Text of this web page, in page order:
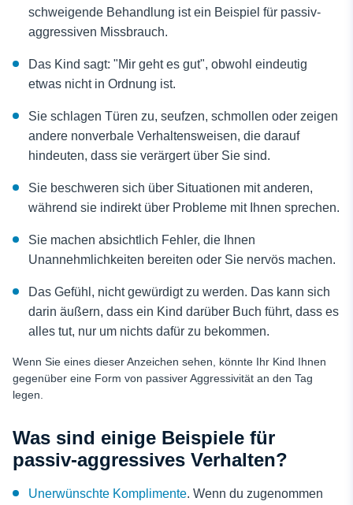
schweigende Behandlung ist ein Beispiel für passiv-
aggressiven Missbrauch.
Das Kind sagt: "Mir geht es gut", obwohl eindeutig
etwas nicht in Ordnung ist.
Sie schlagen Türen zu, seufzen, schmollen oder zeigen
andere nonverbale Verhaltensweisen, die darauf
hindeuten, dass sie verärgert über Sie sind.
Sie beschweren sich über Situationen mit anderen,
während sie indirekt über Probleme mit Ihnen sprechen.
Sie machen absichtlich Fehler, die Ihnen
Unannehmlichkeiten bereiten oder Sie nervös machen.
Das Gefühl, nicht gewürdigt zu werden. Das kann sich
darin äußern, dass ein Kind darüber Buch führt, dass es
alles tut, nur um nichts dafür zu bekommen.
Wenn Sie eines dieser Anzeichen sehen, könnte Ihr Kind Ihnen
gegenüber eine Form von passiver Aggressivität an den Tag
legen.
Was sind einige Beispiele für
passiv-aggressives Verhalten?
Unerwünschte Komplimente. Wenn du zugenommen